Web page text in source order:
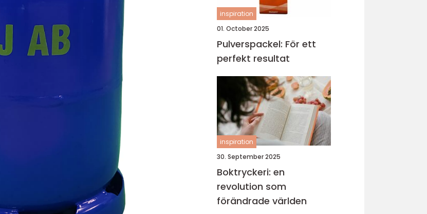
inspiration
01. October 2025
Pulverspackel: För ett
perfekt resultat
inspiration
30. September 2025
Boktryckeri: en
revolution som
förändrade världen